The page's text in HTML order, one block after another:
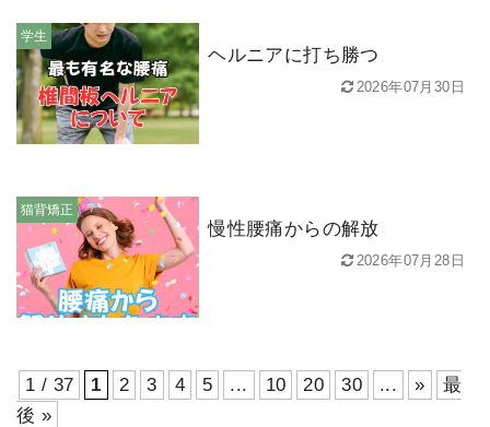
学生
ヘルニアに打ち勝つ
2026年07月30日
猫背矯正
慢性腰痛からの解放
2026年07月28日
1 / 37 1 2 3 4 5 ... 10 20 30 ... »
最
後 »